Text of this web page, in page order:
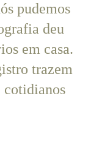
pudemos
deu
em casa.
trazem
cotidianos